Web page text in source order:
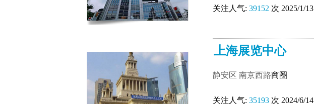
关注人气: 39152 次 2025/1/13
上海展览中心
静安区 南京西路商圈
关注人气: 35193 次 2024/6/14